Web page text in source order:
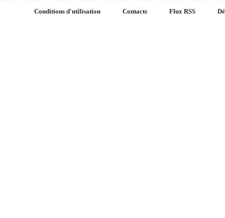
Conditions d'utilisation Contacts Flux RSS